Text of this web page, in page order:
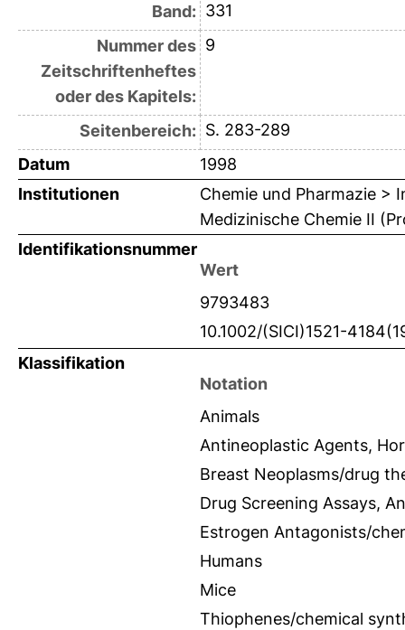
Band: 331
Nummer des
Zeitschriftenheftes
oder des Kapitels:
9
Seitenbereich: S. 283-289
Datum
1998
Institutionen
Chemie und Pharmazie >
Medizinische Chemie II
Identifikationsnummer
Wert
9793483
10.1002/(SICI)1521-
Klassifikation
Notation
Animals
Antineoplastic Agents,
Breast Neoplasms/drug
Drug Screening Assays,
Estrogen Antagonists/
Humans
Mice
Thiophenes/chemical